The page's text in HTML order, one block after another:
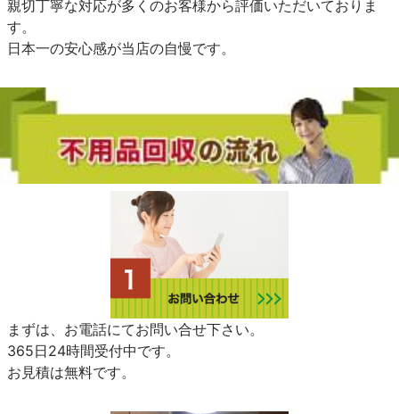
親切丁寧な対応が多くのお客様から評価いただいておりま
す。
日本一の安心感が当店の自慢です。
まずは、お電話にてお問い合せ下さい。
365日24時間受付中です。
お見積は無料です。